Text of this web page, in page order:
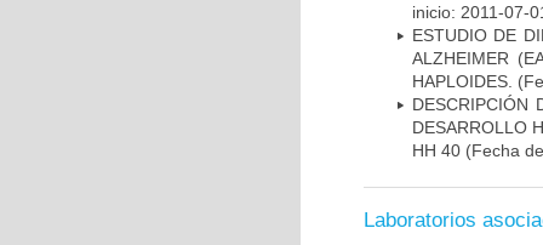
inicio: 2011-07-
ESTUDIO DE
ALZHEIMER
HAPLOIDES.
DESCRIPCIÓN
DESARROLLO
HH 40 (Fecha
Laboratorios